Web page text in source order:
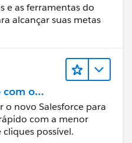
e as ferramentas do
alcançar suas metas
com o
o novo Salesforce para
com a menor
possível.